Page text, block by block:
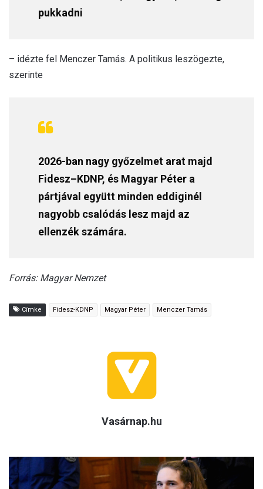
pukkadni
– idézte fel Menczer Tamás. A politikus leszögezte,
szerinte
2026-ban nagy győzelmet arat majd
Fidesz–KDNP, és Magyar Péter a
pártjával együtt minden eddiginél
nagyobb csalódás lesz majd az
ellenzék számára.
Forrás: Magyar Nemzet
Címke Fidesz-KDNP Magyar Péter Menczer Tamás
Vasárnap.hu